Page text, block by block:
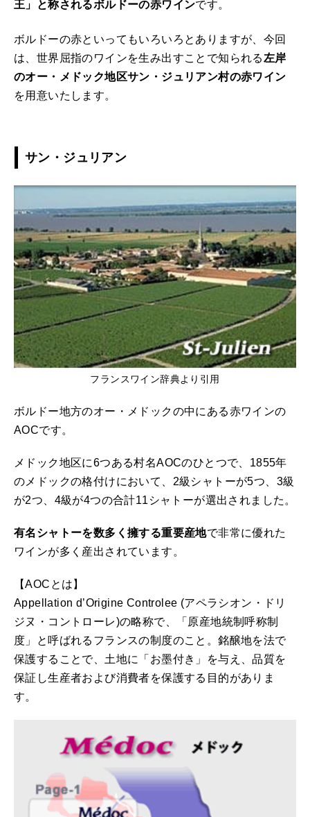
王」と称されるボルドーの赤ワインです。
ボルドーの赤といってもいろいろとありますが、今回
は、世界屈指のワインを生み出すことで知られる左岸
のオー・メドック地区サン・ジュリアン村の赤ワイン
を用意いたします。
サン・ジュリアン
フランスワイン辞典より引用
ボルドー地方のオー・メドックの中にある赤ワインの
AOCです。
メドック地区に6つある村名AOCのひとつで、1855年
のメドックの格付けにおいて、2級シャトーが5つ、3級
が2つ、4級が4つの合計11シャトーが選出されました。
有名シャトーを数多く擁する重要産地で非常に優れた
ワインが多く産出されています。
【AOCとは】
Appellation d’Origine Controlee (アペラシオン・ドリ
ジヌ・コントローレ)の略称で、「原産地統制呼称制
度」と呼ばれるフランスの制度のこと。銘醸地を法で
保護することで、土地に「お墨付き」を与え、品質を
保証し生産者および消費者を保護する目的がありま
す。